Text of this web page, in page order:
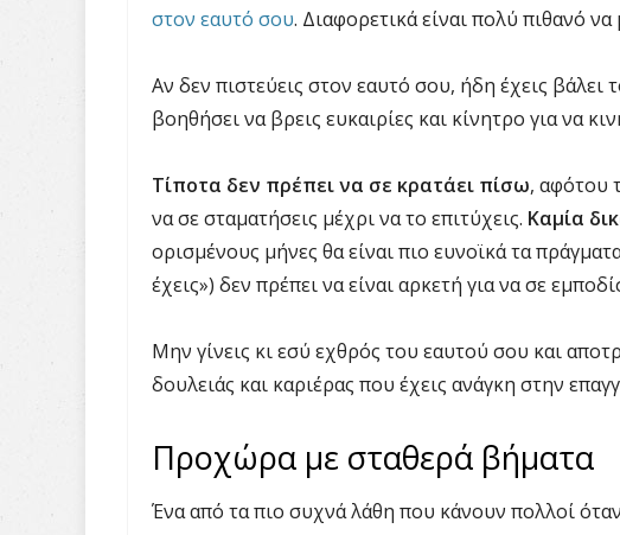
στον εαυτό σου. Διαφορετικά είναι πολύ πιθανό
Αν δεν πιστεύεις στον εαυτό σου, ήδη έχεις
βοηθήσει να βρεις ευκαιρίες και κίνητρο για να
Τίποτα δεν πρέπει να σε κρατάει πίσω, αφότου
να σε σταματήσεις μέχρι να το επιτύχεις. Καμία
ορισμένους μήνες θα είναι πιο ευνοϊκά τα
έχεις») δεν πρέπει να είναι αρκετή για να σε
Μην γίνεις κι εσύ εχθρός του εαυτού σου και
δουλειάς και καριέρας που έχεις ανάγκη στην
Προχώρα με σταθερά βήματα
Ένα από τα πιο συχνά λάθη που κάνουν πολλοί